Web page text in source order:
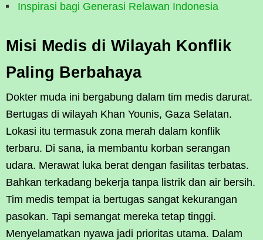
Inspirasi bagi Generasi Relawan Indonesia
Misi Medis di Wilayah Konflik
Paling Berbahaya
Dokter muda ini bergabung dalam tim medis darurat.
Bertugas di wilayah Khan Younis, Gaza Selatan.
Lokasi itu termasuk zona merah dalam konflik
terbaru. Di sana, ia membantu korban serangan
udara. Merawat luka berat dengan fasilitas terbatas.
Bahkan terkadang bekerja tanpa listrik dan air bersih.
Tim medis tempat ia bertugas sangat kekurangan
pasokan. Tapi semangat mereka tetap tinggi.
Menyelamatkan nyawa jadi prioritas utama. Dalam